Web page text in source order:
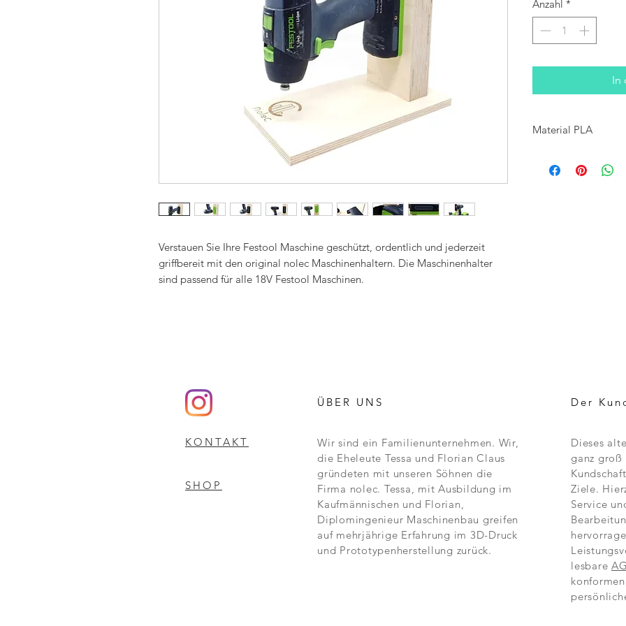
Verstauen Sie Ihre Festool Maschine geschützt, ordentlich und jederzeit
griffbereit mit den original nolec Maschinenhaltern. Die Maschinenhalter
sind passend für alle 18V Festool Maschinen.
Anzahl *
In
Material PLA
nachhaltigem,
Deutschland, Österreich
KONTAKT
SHOP
ÜBER UNS
Wir sind ein Familienunternehmen. Wir,
die Eheleute Tessa und Florian Claus
gründeten mit unseren Söhnen die
Firma nolec. Tessa, mit Ausbildung im
Kaufmännischen und Florian,
Diplomingenieur Maschinenbau greifen
auf mehrjährige Erfahrung im 3D-Druck
und Prototypenherstellung zurück.
Der
Dieses
ganz groß
Ziele.
Service
lesbare